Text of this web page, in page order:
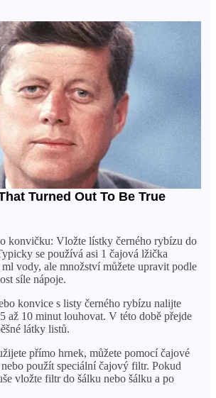
konvičku: Vložte lístky černého rybízu do
se používá asi 1 čajová lžička
vody, ale množství můžete upravit podle
síle nápoje.
konvice s listy černého rybízu nalijte
až 10 minut louhovat. V této době přejde
látky listů.
přímo hrnek, můžete pomocí čajové
použít speciální čajový filtr. Pokud
vložte filtr do šálku nebo šálku a po